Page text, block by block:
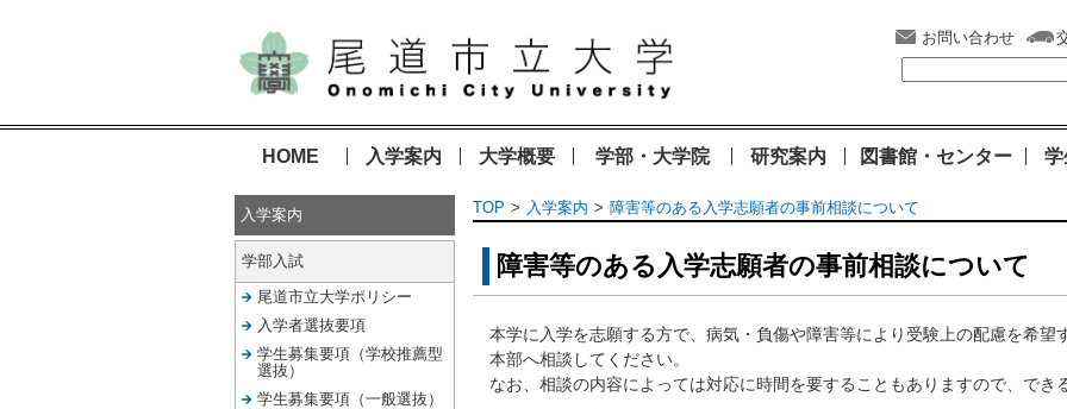
お問い合わせ
HOME 入学案内 大学概要 学部・大学院 研究案内 図書館・センター 学
TOP 入学案内 障害等のある入学志願者の事前相談について
障害等のある入学志願者の事前相談について
本学に入学を志願する方で、病気・負傷や障害等により受験上の配慮を希望
本部へ相談してください。
なお、相談の内容によっては対応に時間を要することもありますので、でき
入学案内
学部入試
尾道市立大学ポリシー
入学者選抜要項
学生募集要項（学校推薦型
選抜）
学生募集要項（一般選抜）